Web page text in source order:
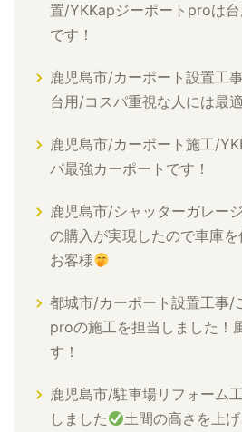
置/YKKapジーポートproは
です！
鹿児島市/カーポート設置工
台用/コスパ重視な人には最
鹿児島市/カーポート施工/
パ最強カーポートです！
鹿児島市/シャッターガレー
の購入が実現したので車庫
お客様
都城市/カーポート設置工事/
proの施工を担当しました！
す！
鹿児島市/駐車場リフォーム
しました
土間の高さを上